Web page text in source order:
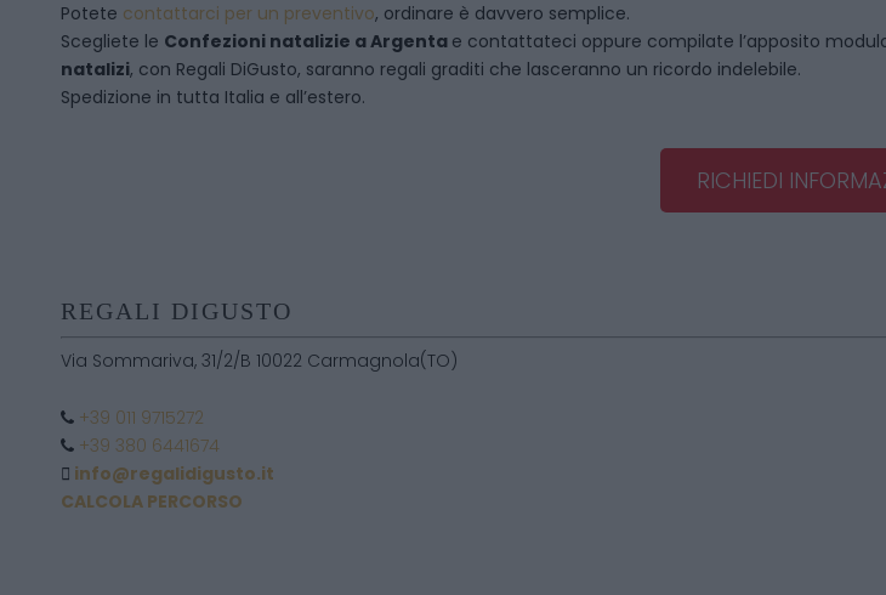
Potete contattarci per un preventivo, ordinare è davvero semplice.
Scegliete le Confezioni natalizie aArgenta e contattateci oppure compilate l’apposito
natalizi, con Regali DiGusto, saranno regali graditi che lasceranno un ricordo indelebile.
Spedizione in tutta Italia e all’estero.
RICHIEDI
REGALI DIGUSTO
Via Sommariva, 31/2/B 10022 Carmagnola(TO)
+39 011 9715272
+39 380 6441674
info@regalidigusto.it
CALCOLA PERCORSO